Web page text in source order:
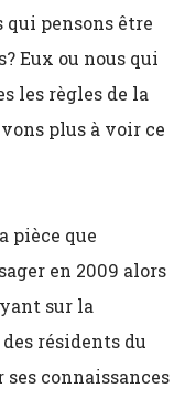
pensons être
Eux ou nous qui
les règles de la
plus à voir ce
pièce que
en 2009 alors
sur la
résidents du
connaissances